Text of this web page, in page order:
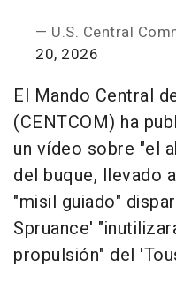
— U.S. Central
20, 2026
El Mando Central
(CENTCOM) ha
un vídeo sobre "el
del buque, llevado
"misil guiado"
Spruance'
propulsión" del